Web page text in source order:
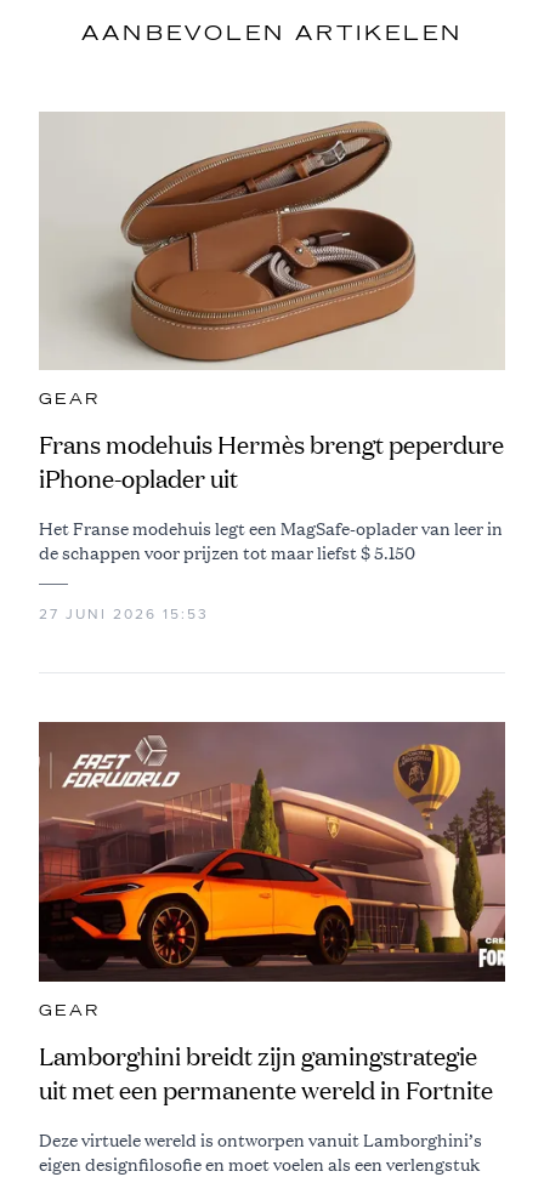
AANBEVOLEN ARTIKELEN
GEAR
Frans modehuis Hermès brengt peperdure
iPhone-oplader uit
Het Franse modehuis legt een MagSafe-oplader van leer in
de schappen voor prijzen tot maar liefst $ 5.150
27 JUNI 2026 15:53
GEAR
Lamborghini breidt zijn gamingstrategie
uit met een permanente wereld in Fortnite
Deze virtuele wereld is ontworpen vanuit Lamborghini’s
eigen designfilosofie en moet voelen als een verlengstuk